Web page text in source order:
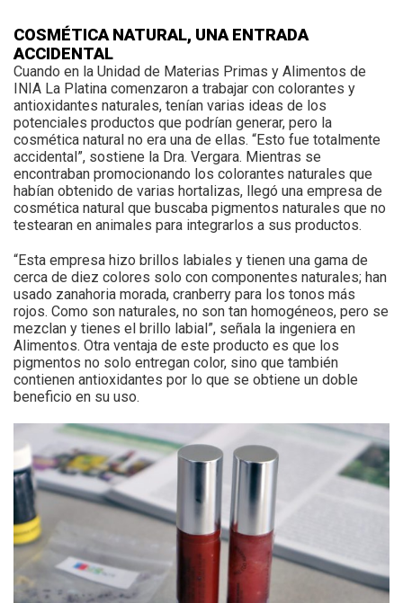
COSMÉTICA NATURAL, UNA ENTRADA
ACCIDENTAL
Cuando en la Unidad de Materias Primas y Alimentos de
INIA La Platina comenzaron a trabajar con colorantes y
antioxidantes naturales, tenían varias ideas de los
potenciales productos que podrían generar, pero la
cosmética natural no era una de ellas. “Esto fue totalmente
accidental”, sostiene la Dra. Vergara. Mientras se
encontraban promocionando los colorantes naturales que
habían obtenido de varias hortalizas, llegó una empresa de
cosmética natural que buscaba pigmentos naturales que no
testearan en animales para integrarlos a sus productos.
“Esta empresa hizo brillos labiales y tienen una gama de
cerca de diez colores solo con componentes naturales; han
usado zanahoria morada, cranberry para los tonos más
rojos. Como son naturales, no son tan homogéneos, pero se
mezclan y tienes el brillo labial”, señala la ingeniera en
Alimentos. Otra ventaja de este producto es que los
pigmentos no solo entregan color, sino que también
contienen antioxidantes por lo que se obtiene un doble
beneficio en su uso.